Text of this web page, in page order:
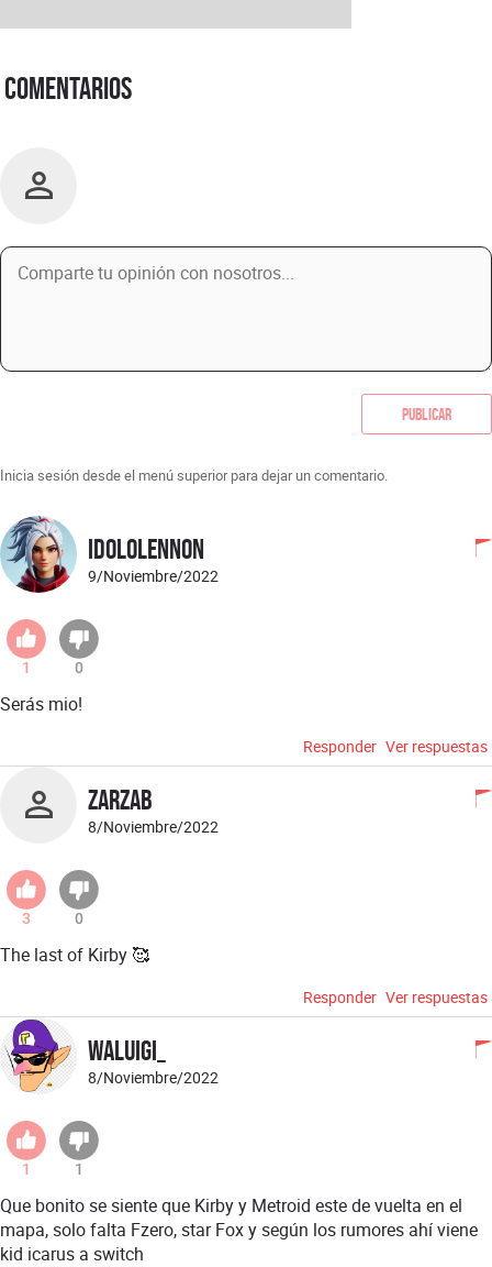
Comentarios
Publicar
Inicia sesión desde el menú superior para dejar un comentario.
idololennon
9/Noviembre/2022
1 0
Serás mio!
Responder Ver respuestas
zarzab
8/Noviembre/2022
3 0
The last of Kirby 🥰
Responder Ver respuestas
Waluigi_
8/Noviembre/2022
1 1
Que bonito se siente que Kirby y Metroid este de vuelta en el
mapa, solo falta Fzero, star Fox y según los rumores ahí viene
kid icarus a switch